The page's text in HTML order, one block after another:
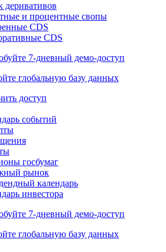
деривативов
и процентные свопы
CDS
CDS
7-дневный демо-доступ
глобальную базу данных
доступ
событий
госбумаг
рынок
календарь
инвестора
7-дневный демо-доступ
глобальную базу данных